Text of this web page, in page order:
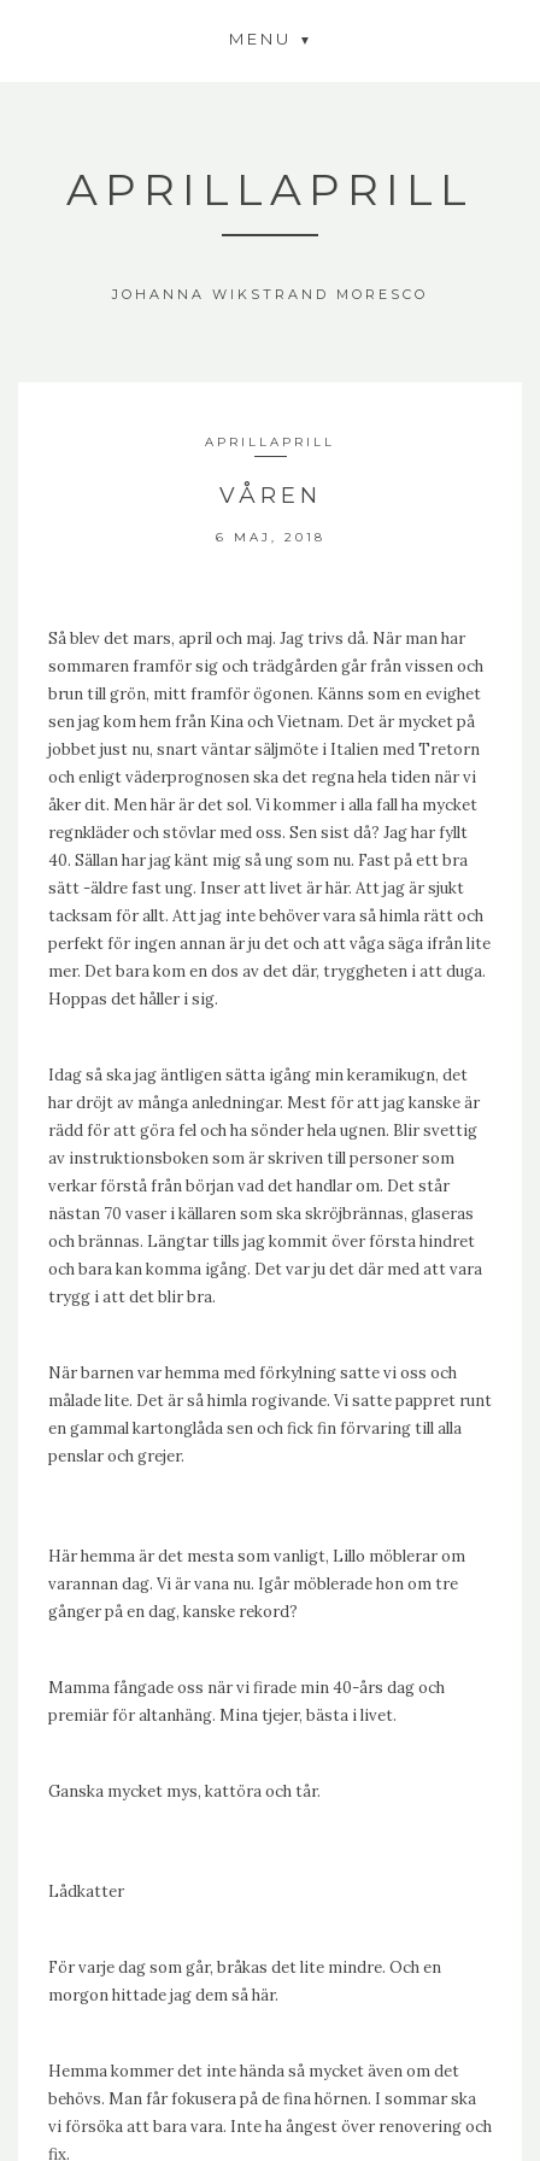
MENU
APRILLAPRILL
JOHANNA WIKSTRAND MORESCO
APRILLAPRILL
VÅREN
6 MAJ, 2018
Så blev det mars, april och maj. Jag trivs då. När man har
sommaren framför sig och trädgården går från vissen och
brun till grön, mitt framför ögonen. Känns som en evighet
sen jag kom hem från Kina och Vietnam. Det är mycket på
jobbet just nu, snart väntar säljmöte i Italien med Tretorn
och enligt väderprognosen ska det regna hela tiden när vi
åker dit. Men här är det sol. Vi kommer i alla fall ha mycket
regnkläder och stövlar med oss. Sen sist då? Jag har fyllt
40. Sällan har jag känt mig så ung som nu. Fast på ett bra
sätt -äldre fast ung. Inser att livet är här. Att jag är sjukt
tacksam för allt. Att jag inte behöver vara så himla rätt och
perfekt för ingen annan är ju det och att våga säga ifrån lite
mer. Det bara kom en dos av det där, tryggheten i att duga.
Hoppas det håller i sig.
Idag så ska jag äntligen sätta igång min keramikugn, det
har dröjt av många anledningar. Mest för att jag kanske är
rädd för att göra fel och ha sönder hela ugnen. Blir svettig
av instruktionsboken som är skriven till personer som
verkar förstå från början vad det handlar om. Det står
nästan 70 vaser i källaren som ska skröjbrännas, glaseras
och brännas. Längtar tills jag kommit över första hindret
och bara kan komma igång. Det var ju det där med att vara
trygg i att det blir bra.
När barnen var hemma med förkylning satte vi oss och
målade lite. Det är så himla rogivande. Vi satte pappret runt
en gammal kartonglåda sen och fick fin förvaring till alla
penslar och grejer.
Här hemma är det mesta som vanligt, Lillo möblerar om
varannan dag. Vi är vana nu. Igår möblerade hon om tre
gånger på en dag, kanske rekord?
Mamma fångade oss när vi firade min 40-års dag och
premiär för altanhäng. Mina tjejer, bästa i livet.
Ganska mycket mys, kattöra och tår.
Lådkatter
För varje dag som går, bråkas det lite mindre. Och en
morgon hittade jag dem så här.
Hemma kommer det inte hända så mycket även om det
behövs. Man får fokusera på de fina hörnen. I sommar ska
vi försöka att bara vara. Inte ha ångest över renovering och
fix.